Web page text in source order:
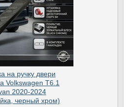
на ручку двери
Volkswagen T6.1
2020-2024
черный хром)